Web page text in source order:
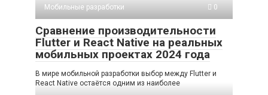
Мобильные разработки
0
Сравнение производительности
Flutter и React Native на реальных
мобильных проектах 2024 года
В мире мобильной разработки выбор между Flutter и
React Native остаётся одним из наиболее